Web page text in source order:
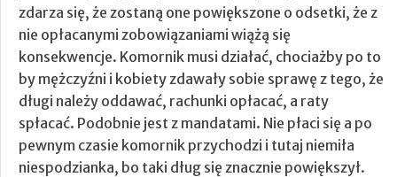
zdarza się, że zostaną one powiększone o odsetki, że z
nie opłacanymi zobowiązaniami wiążą się
konsekwencje. Komornik musi działać, chociażby po to
by mężczyźni i kobiety zdawały sobie sprawę z tego, że
długi należy oddawać, rachunki opłacać, a raty
spłacać. Podobnie jest z mandatami. Nie płaci się a po
pewnym czasie komornik przychodzi i tutaj niemiła
niespodzianka, bo taki dług się znacznie powiększył.